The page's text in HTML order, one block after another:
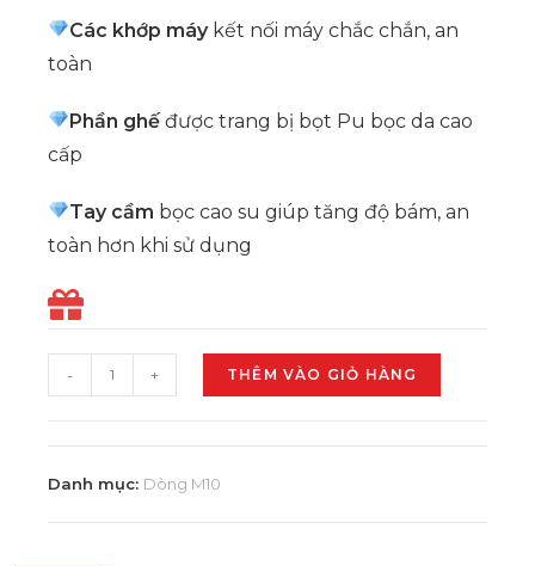
Các khớp máykết nối máy chắc chắn, an
toàn
Phần ghếđược trang bị bọt Pu bọc da cao
cấp
Tay cầm bọc cao su giúp tăng độ bám, an
toàn hơn khi sử dụng
- + THÊM VÀO GIỎ HÀNG
Danh mục: Dòng M10